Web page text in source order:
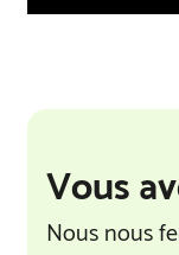
Vous
Nous nous